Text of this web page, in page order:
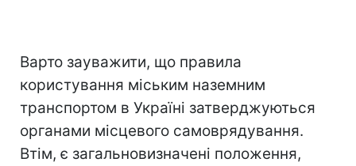
Варто зауважити, що правила
користування міським наземним
транспортом в Україні затверджуються
органами місцевого самоврядування.
Втім, є загальновизначені положення,